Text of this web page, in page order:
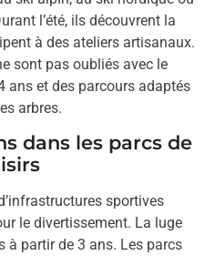
l’été, ils découvrent la
à des ateliers artisanaux.
sont pas oubliés avec le
ans et des parcours adaptés
arbres.
dans les parcs de
sportives
le divertissement. La luge
à partir de 3 ans. Les parcs